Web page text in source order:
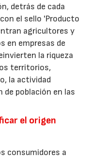
detrás de cada
el sello 'Producto
agricultores y
en empresas de
la riqueza
territorios,
la actividad
de población en las
el origen
consumidores a